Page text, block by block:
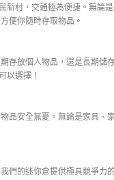
新村，交通極為便捷。無論
便你隨時存取物品。
存放個人物品，還是長期儲
以選擇！
品安全無憂。無論是家具、
們的迷你倉提供極具競爭力